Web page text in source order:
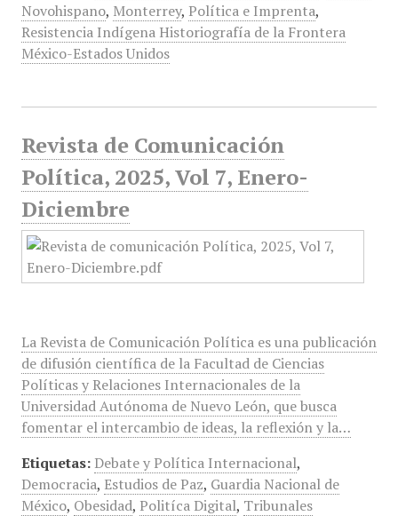
Novohispano, Monterrey, Política e Imprenta,
Resistencia Indígena Historiografía de la Frontera
México-Estados Unidos
Revista de Comunicación
Política, 2025, Vol 7, Enero-
Diciembre
La Revista de Comunicación Política es una publicación
de difusión científica de la Facultad de Ciencias
Políticas y Relaciones Internacionales de la
Universidad Autónoma de Nuevo León, que busca
fomentar el intercambio de ideas, la reflexión y la…
Etiquetas: Debate y Política Internacional,
Democracia, Estudios de Paz, Guardia Nacional de
México, Obesidad, Politíca Digital, Tribunales